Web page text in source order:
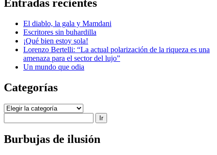
lateral
Entradas recientes
El diablo, la gala y Mamdani
Escritores sin buhardilla
¡Qué bien estoy sola!
Lorenzo Bertelli: “La actual polarización de la riqueza es una
amenaza para el sector del lujo”
Un mundo que odia
Categorías
Categorías
Burbujas de ilusión